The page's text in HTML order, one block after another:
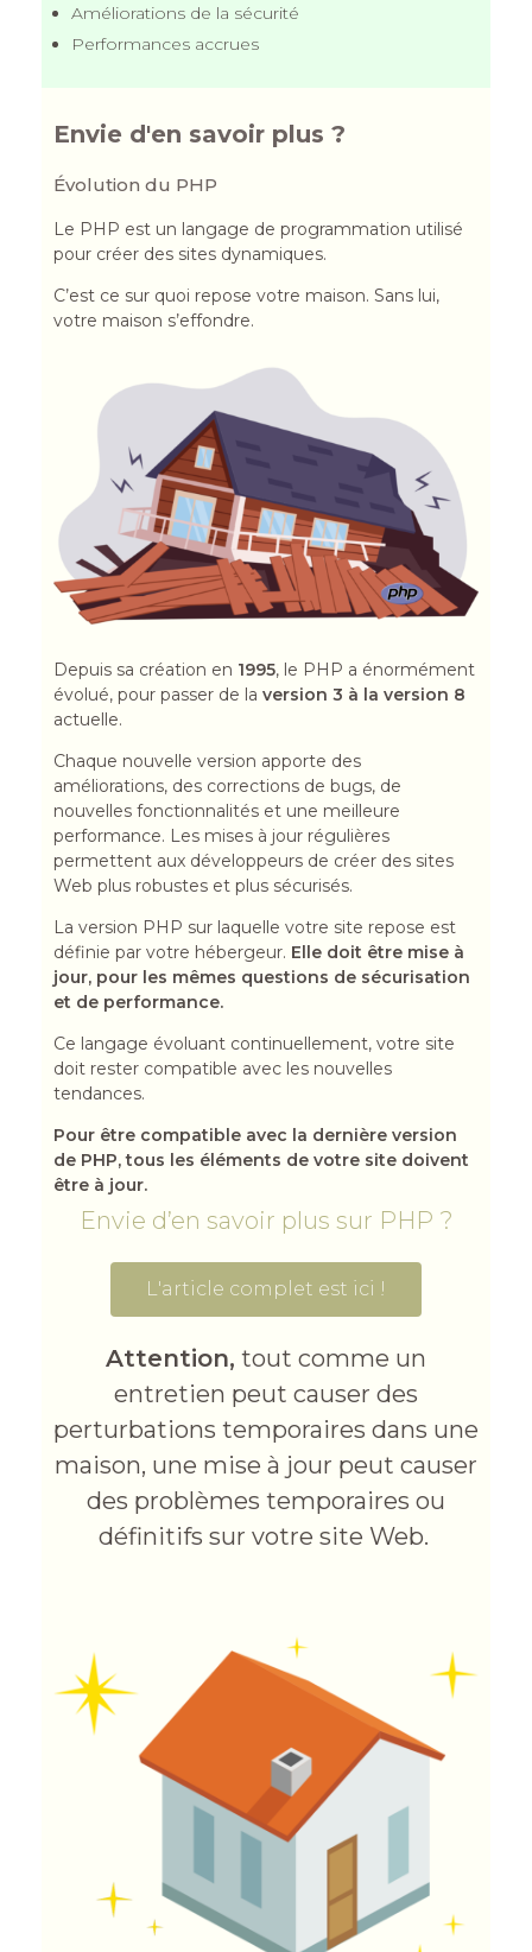
Améliorations de la sécurité
Performances accrues
Envie d'en savoir plus ?
Évolution du PHP
Le PHP est un langage de programmation utilisé
pour créer des sites dynamiques.
C’est ce sur quoi repose votre maison. Sans lui,
votre maison s’effondre.
Depuis sa création en 1995, le PHP a énormément
évolué, pour passer de la version 3 à la version 8
actuelle.
Chaque nouvelle version apporte des
améliorations, des corrections de bugs, de
nouvelles fonctionnalités et une meilleure
performance. Les mises à jour régulières
permettent aux développeurs de créer des sites
Web plus robustes et plus sécurisés.
La version PHP sur laquelle votre site repose est
définie par votre hébergeur. Elle doit être mise à
jour, pour les mêmes questions de sécurisation
et de performance.
Ce langage évoluant continuellement, votre site
doit rester compatible avec les nouvelles
tendances.
Pour être compatible avec la dernière version
de PHP, tous les éléments de votre site doivent
être à jour.
Envie d’en savoir plus sur PHP ?
L'article complet est ici !
Attention, tout comme un
entretien peut causer des
perturbations temporaires dans une
maison, une mise à jour peut causer
des problèmes temporaires ou
définitifs sur votre site Web.